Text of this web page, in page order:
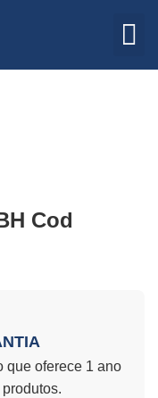
Cod
que oferece 1 ano